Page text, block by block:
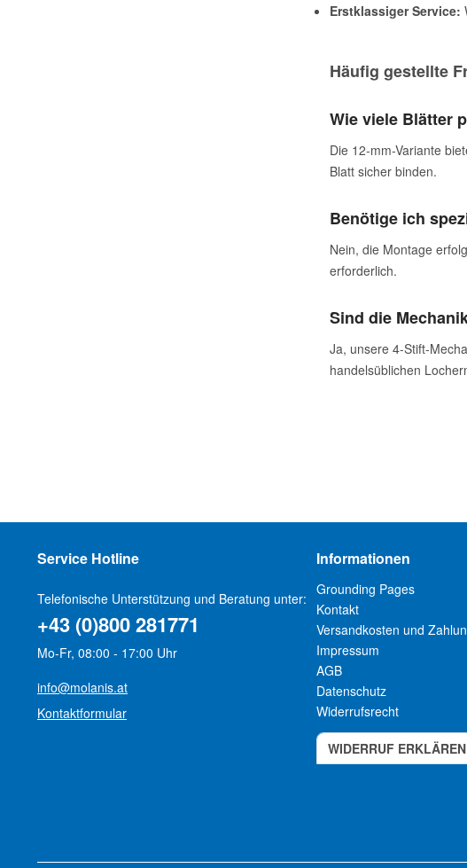
Erstklassiger Service:
Häufig gestellte
Wie viele Blätter
Die 12-mm-Variante
Blatt sicher binden.
Benötige ich
Nein, die Montage
erforderlich.
Sind die
Ja, unsere 4-Stift-
handelsüblichen
Service Hotline
Telefonische Unterstützung und Beratung unter:
+43 (0)800 281771
Mo-Fr, 08:00 - 17:00 Uhr
info@molanis.at
Kontaktformular
Informationen
Grounding Pages
Kontakt
Versandkosten und
Impressum
AGB
Datenschutz
Widerrufsrecht
WIDERRUF ERKLÄREN